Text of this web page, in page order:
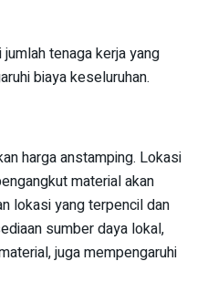
tenaga kerja yang
biaya keseluruhan.
harga anstamping. Lokasi
material akan
lokasi yang terpencil dan
sumber daya lokal,
juga mempengaruhi